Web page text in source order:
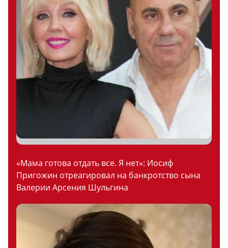
«Мама готова отдать все. Я нет»: Иосиф
Пригожин отреагировал на банкротство сына
Валерии Арсения Шульгина